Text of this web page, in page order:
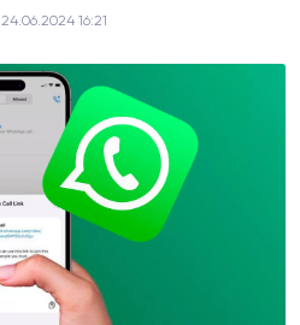
24.06.2024 16:21